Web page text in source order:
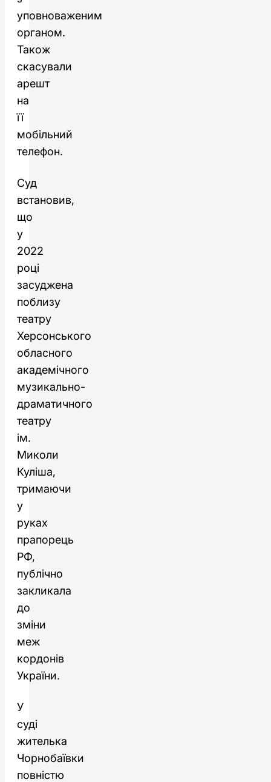
уповноваженим
органом.
Також
скасували
арешт
на
її
мобільний
телефон.
Суд
встановив,
що
у
2022
році
засуджена
поблизу
театру
Херсонського
обласного
академічного
музикально-
драматичного
театру
ім.
Миколи
Куліша,
тримаючи
у
руках
прапорець
РФ,
публічно
закликала
до
зміни
меж
кордонів
України.
У
суді
жителька
Чорнобаївки
повністю